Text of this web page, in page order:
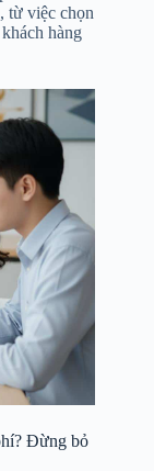
từ việc chọn
hàng
Đừng bỏ